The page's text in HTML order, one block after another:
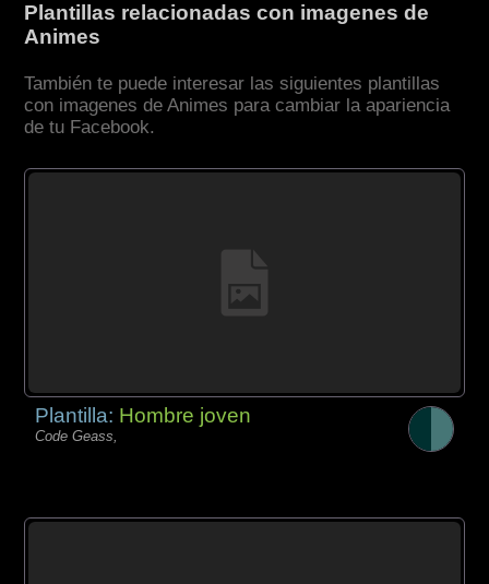
Plantillas relacionadas con imagenes de
Animes
También te puede interesar las siguientes plantillas
con imagenes de Animes para cambiar la apariencia
de tu Facebook.
Plantilla: Hombre joven
Code Geass,